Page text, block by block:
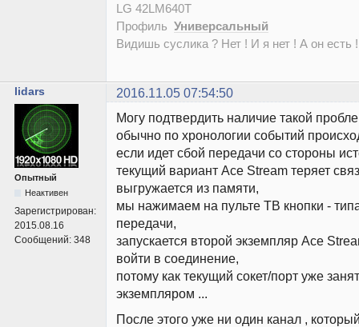
LG 42LM640T
Профиль Универсальный
Видишь суслика ? Нет ! И я нет ! А он есть
lidars 2016.11.05 07:54:50
Опытный
Неактивен
Зарегистрирован:
2015.08.16
Сообщений: 348
Могу подтвердить наличие такой
обычно по хронологии событий
если идет сбой передачи со стороны
текущий вариант Ace Stream теряет
выгружается из памяти,
мы нажимаем на пульте ТВ кнопки -
передачи,
запускается второй экземпляр Ace
войти в соединение,
потому как текущий сокет/порт уже
экземпляром ...
После этого уже ни один канал ,